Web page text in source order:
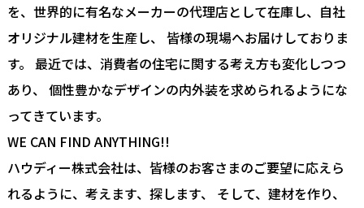
を、世界的に有名なメーカーの代理店として在庫し、自社
オリジナル建材を生産し、 皆様の現場へお届けしておりま
す。 最近では、消費者の住宅に関する考え方も変化しつつ
あり、 個性豊かなデザインの内外装を求められるようにな
ってきています。
WE CAN FIND ANYTHING!!
ハウディー株式会社は、皆様のお客さまのご要望に応えら
れるように、考えます、探します、 そして、建材を作り、